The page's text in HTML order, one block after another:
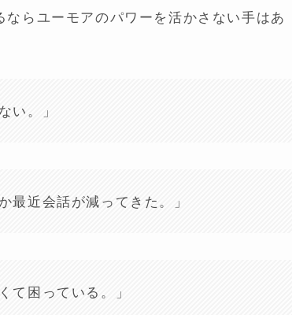
らユーモアのパワーを活かさない手はあ
い。」
最近会話が減ってきた。」
て困っている。」